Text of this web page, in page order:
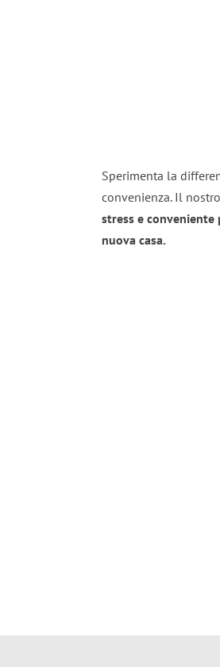
Sperimenta la
convenienza. Il
stress e
nuova casa.